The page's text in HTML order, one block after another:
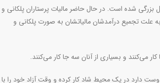
شده است. در حال حاضر مالیات پرستاران پلکانی و
علت تجمیع درآمدشان مالیاتشان به صورت پلکانی و
می‌کنند و بسیاری از آنان سه جا کار می‌کنند.
دارد در یک محیط شاد کار کرده و وقت آزاد خود را با